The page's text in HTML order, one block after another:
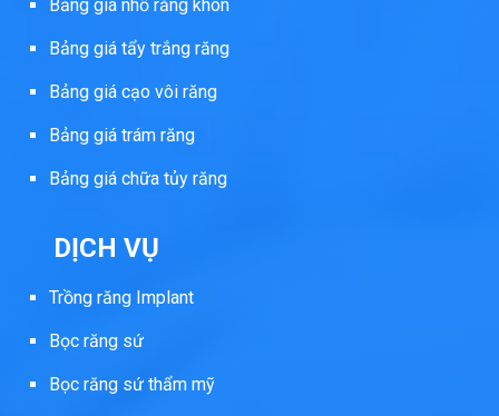
Bảng giá nhổ răng khôn
Bảng giá tẩy trắng răng
Bảng giá cạo vôi răng
Bảng giá trám răng
Bảng giá chữa tủy răng
DỊCH VỤ
Trồng răng Implant
Bọc răng sứ
Bọc răng sứ thẩm mỹ